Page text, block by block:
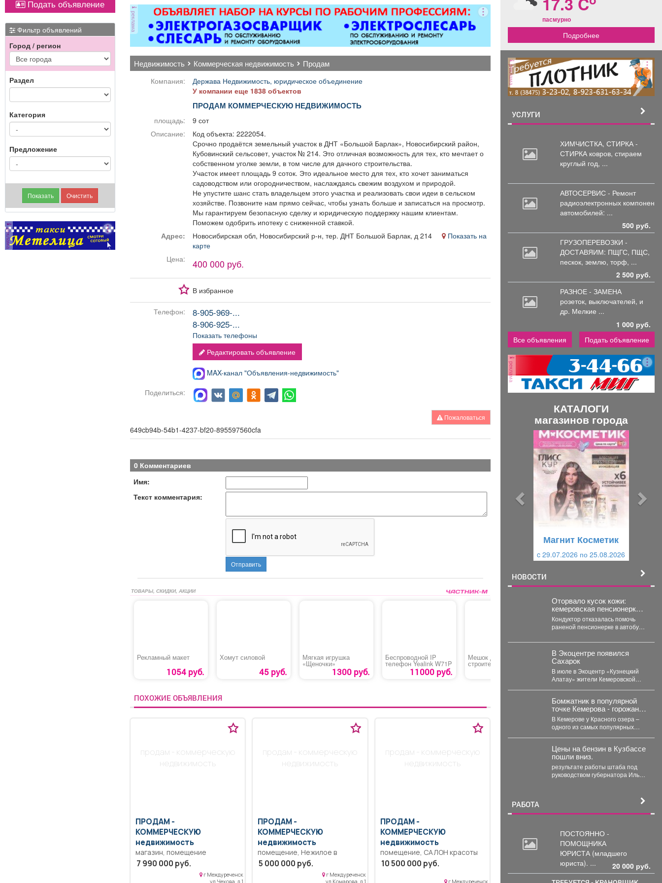
ковер»).
апартаментов.
-Комплектация номеров
всем необходимым
перед заселением
постояльцев. -Смена
постельного белья и
полотенец. -Стирка и
растений. -Проверка
кондиционера,
холодильника и др.
отдельных поручений
Условия: График:
Сменный Занятость:
оформления: Трудовой
рабочих часов в день: 8
Дважды в месяц Сфера
деятельности
магнитол,
электроусилителей
руля,
многофункциональных
дисплеев, и многого
другого. Быстро,
качественно, недорого!
ремонта определяется
после осмотра
оборудованием,
имеется парковка, торг
уместен.
Вывоз мусора.
Подать объявление
Фильтр объявлений
Город / регион
Раздел
Категория
Предложение
реклама
реклама
недвижимость коммерческая недвижимость продам
Компания:
Держава Недвижимость, юридическое объединение
У компании еще 1838 объектов
ПРОДАМ КОММЕРЧЕСКУЮ НЕДВИЖИМОСТЬ
площадь:
9 сот
Описание:
Код объекта: 2222054.
Срочно продаётся земельный участок в ДНТ «Большой Барлак», Новосибирский район,
Кубовинский сельсовет, участок № 214. Это отличная возможность для тех, кто мечтает о
собственном уголке земли, в том числе для дачного строительства.
Участок имеет площадь 9 соток. Это идеальное место для тех, кто хочет заниматься
садоводством или огородничеством, наслаждаясь свежим воздухом и природой.
Не упустите шанс стать владельцем этого участка и реализовать свои идеи в сельском
хозяйстве. Позвоните нам прямо сейчас, чтобы узнать больше и записаться на просмотр.
Мы гарантируем безопасную сделку и юридическую поддержку нашим клиентам.
Поможем одобрить ипотеку с сниженной ставкой.
Адрес:
Новосибирская обл, Новосибирский р-н, тер. ДНТ Большой Барлак, д 214
Показать на
карте
Цена:
400 000 руб.
В избранное
Телефон:
8-905-969-...
8-906-925-...
Показать телефоны
Редактировать объявление
MAX-канал "Объявления-недвижимость"
Поделиться:
Пожаловаться
649cb94b-54b1-4237-bf20-895597560cfa
0 Комментариев
Имя:
Текст комментария:
Отправить
ТОВАРЫ, СКИДКИ, АКЦИИ
Рекламный макет
1054 руб.
Хомут силовой
45 руб.
Мягкая игрушка
«Щеночки»
1300 руб.
Беспроводной IP
телефон Yealink W71P
11000 руб.
Мешок для
строительного мусора
Поролон листовой
усиленный
4000 руб. пожарной
ПОХОЖИЕ ОБЪЯВЛЕНИЯ
продам - коммерческую
недвижимость
ПРОДАМ -
КОММЕРЧЕСКУЮ
недвижимость
магазин, помещение
cвобoдногo назначения
рядом с городским парком
7 990 000 руб.
г Междуреченск
ул Чехова, д 1
продам - коммерческую
недвижимость
ПРОДАМ -
КОММЕРЧЕСКУЮ
недвижимость
помещение, Нежилое в
центре города! Учитывая
локацию идеальное место для
кафе, столовой, салона,
5 000 000 руб.
г Междуреченск
ул Комарова, д 1
продам - коммерческую
недвижимость
ПРОДАМ -
КОММЕРЧЕСКУЮ
недвижимость
помещение, САЛОН красоты
«Оазис», площадь 88, 8 кв. м,
по адресу ул. Юдина, 1,
хороший ремонт, полностью с
10 500 000 руб.
г Междуреченск
пасмурно
Подробнее
реклама
УСЛУГИ
ХИМЧИСТКА, СТИРКА -
СТИРКА ковров, стираем
круглый год, ...
АВТОСЕРВИС - Ремонт
радиоэлектронных
автомобилей: ...
500 руб.
ГРУЗОПЕРЕВОЗКИ -
ДОСТАВЯИМ: ПЩГС, ПЩС,
пескок, землю, торф, ...
2 500 руб.
РАЗНОЕ - ЗАМЕНА
розеток, выключателей, и
др. Мелкие ...
1 000 руб.
Все объявления
Подать объявление
реклама
КАТАЛОГИ
магазинов города
Магнит Косметик
c 29.07.2026 по 25.08.2026
НОВОСТИ
Оторвало кусок кожи:
кемеровская пенсионерка
истекала кровью в
автобусе
Кондуктор отказалась помочь
раненой пенсионерке в автобусе
заинтересовались СК РФ.
Следственный комитет...
В Экоцентре появился
Сахарок
В июле в Экоцентр «Кузнецкий
Алатау» жители Кемеровской
Бомжатник в популярной
точке Кемерова - горожанка
обнаружила жуткий объект
на Красном озере
В Кемерове у Красного озера –
одного из самых популярных
Цены на бензин в Кузбассе
пошли вниз.
результате работы штаба под
руководством губернатора Ильи
РАБОТА
ПОСТОЯННО -
ПОМОЩНИКА
ЮРИСТА (младшего
юриста). ...
20 000 руб.